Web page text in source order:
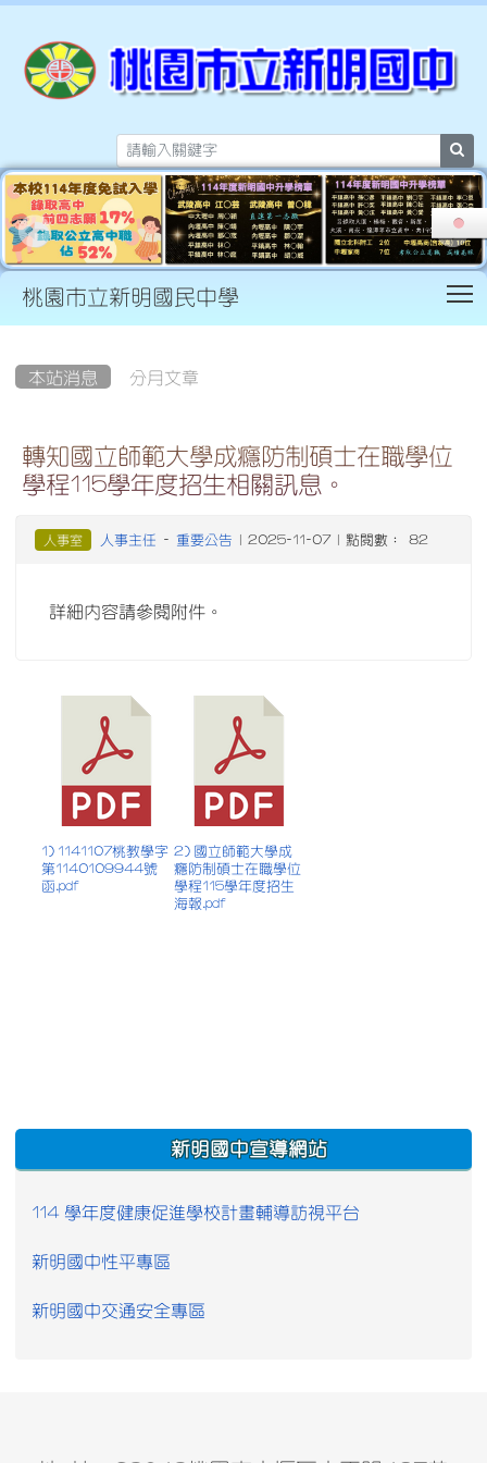
桃園市立新明國民中學
本站消息 分月文章
轉知國立師範大學成癮防制碩士在職學位
學程115學年度招生相關訊息。
人事室 人事主任 - 重要公告 | 2025-11-07 | 點閱數： 82
詳細內容請參閱附件。
1) 1141107桃教學字
第1140109944號
函.pdf
2) 國立師範大學成
癮防制碩士在職學位
學程115學年度招生
海報.pdf
:::
新明國中宣導網站
114 學年度健康促進學校計畫輔導訪視平台
新明國中性平專區
新明國中交通安全專區